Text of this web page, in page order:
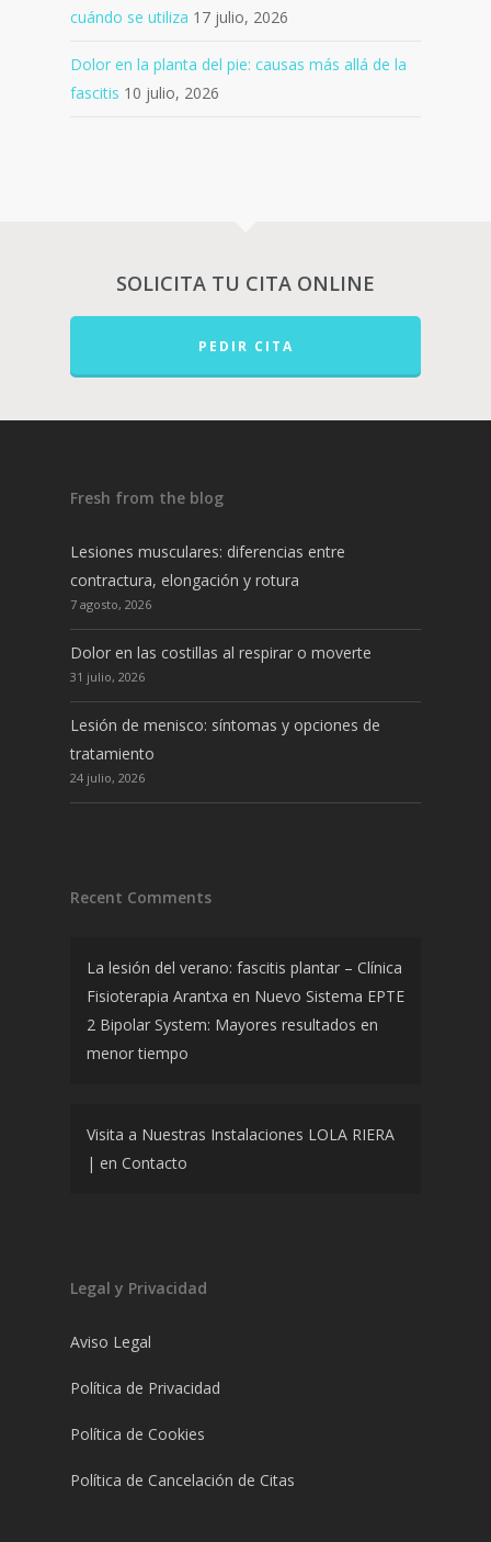
cuándo se utiliza 17 julio, 2026
Dolor en la planta del pie: causas más allá de la
fascitis 10 julio, 2026
SOLICITA TU CITA ONLINE
PEDIR CITA
Fresh from the blog
Lesiones musculares: diferencias entre
contractura, elongación y rotura
7 agosto, 2026
Dolor en las costillas al respirar o moverte
31 julio, 2026
Lesión de menisco: síntomas y opciones de
tratamiento
24 julio, 2026
Recent Comments
La lesión del verano: fascitis plantar – Clínica
Fisioterapia Arantxa en Nuevo Sistema EPTE
2 Bipolar System: Mayores resultados en
menor tiempo
Visita a Nuestras Instalaciones LOLA RIERA
| en Contacto
Legal y Privacidad
Aviso Legal
Política de Privacidad
Política de Cookies
Política de Cancelación de Citas